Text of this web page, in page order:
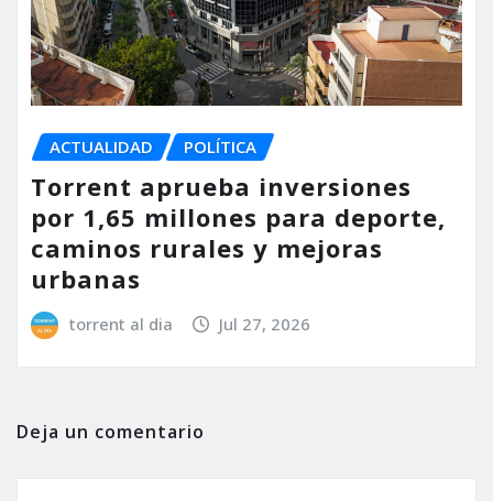
ACTUALIDAD POLÍTICA
Torrent aprueba inversiones
por 1,65 millones para deporte,
caminos rurales y mejoras
urbanas
torrent al dia Jul 27, 2026
Deja un comentario